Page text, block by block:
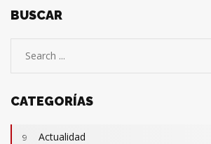
BUSCAR
CATEGORÍAS
9 Actualidad